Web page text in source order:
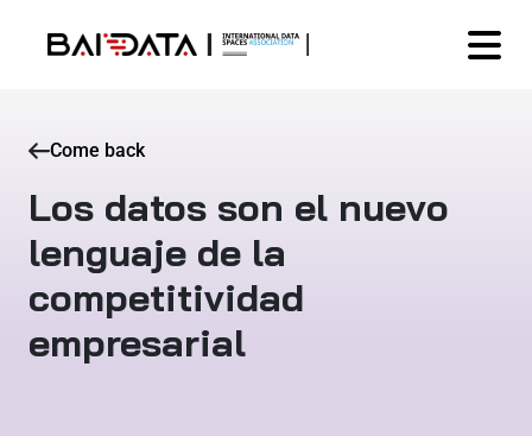
Come back
Los datos son el nuevo
lenguaje de la
competitividad
empresarial